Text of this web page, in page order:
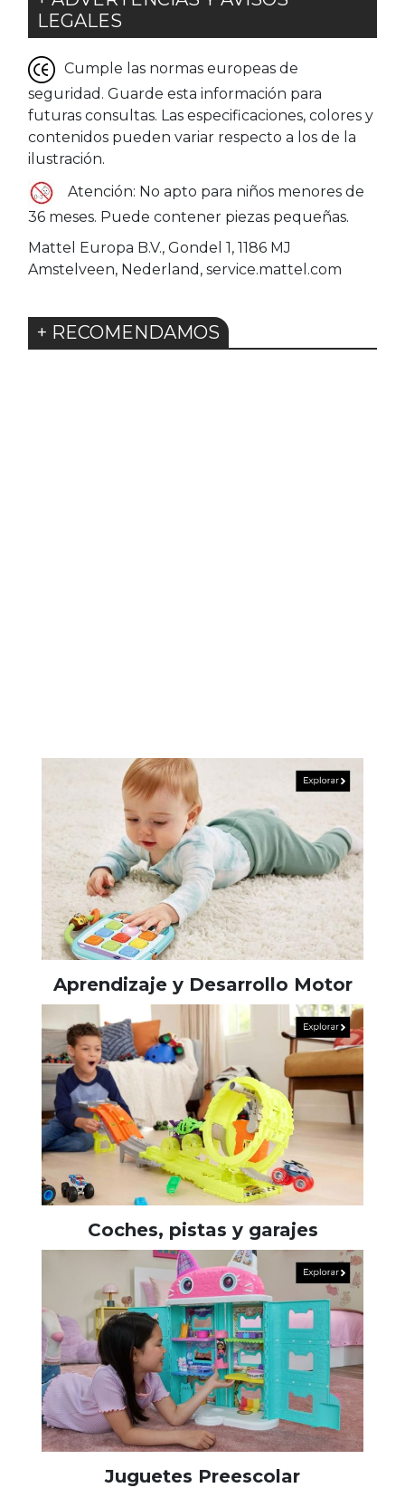
LEGALES
Cumple las normas europeas de
seguridad. Guarde esta información para
futuras consultas. Las especificaciones, colores y
contenidos pueden variar respecto a los de la
ilustración.
Atención: No apto para niños menores de
36 meses. Puede contener piezas pequeñas.
Mattel Europa B.V., Gondel 1, 1186 MJ
Amstelveen, Nederland, service.mattel.com
+ RECOMENDAMOS
Aprendizaje y Desarrollo Motor
Coches, pistas y garajes
Juguetes Preescolar